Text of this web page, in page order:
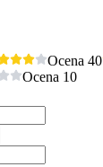
Ocena 40
Ocena 10